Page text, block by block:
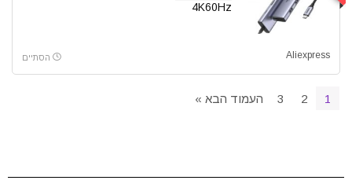
4K60Hz
Aliexpress הסתיים
1
2
3 העמוד הבא »